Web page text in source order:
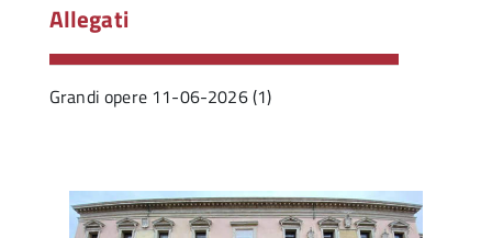
Allegati
Grandi opere 11-06-2026 (1)